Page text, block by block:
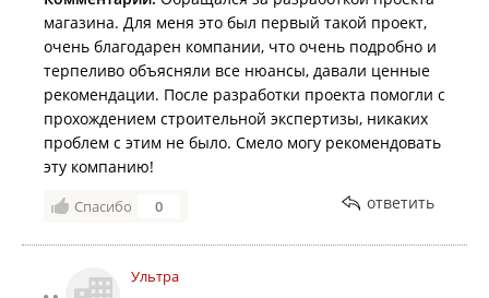
Визуализация и 3D моделирование;
Техническое обследование;
Помощь при выполнении инженерных изысканий.
2. Проектные работы:
Проектная документация для разрешения на
строительство;
Проектная документация на экспертизу;
Рабочая документация для строительства;
Проект подключения к инженерным сетям;
магазина. Для меня это был первый такой проект,
очень благодарен компании, что очень подробно и
терпеливо объясняли все нюансы, давали ценные
рекомендации. После разработки проекта помогли с
прохождением строительной экспертизы, никаких
проблем с этим не было. Смело могу рекомендовать
эту компанию!
Спасибо 0 ответить
Ультра